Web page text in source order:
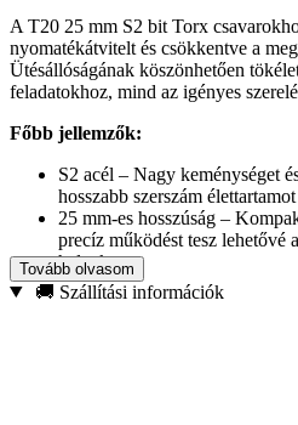
A T20 25 mm S2 bit Torx
nyomatékátvitelt és csökkentve a
Ütésállóságának köszönhetően
feladatokhoz, mind az igényes
Főbb jellemzők:
S2 acél – Nagy keménységet
hosszabb szerszám
25 mm-es hosszúság –
precíz működést tesz lehetővé
helyeken.
Mágneses hegy –
rögzítőelemeket, csökkentve
Tovább olvasom
🚚 Szállítási információk